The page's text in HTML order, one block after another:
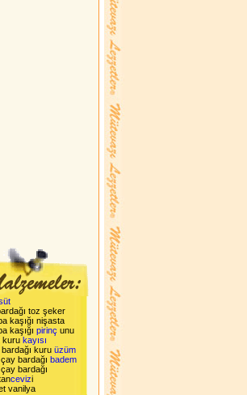
toz şeker
kaşığı nişasta
kaşığı pirinç unu
kuru kayısı
kuru üzüm
çay bardağı badem
çay bardağı
cevizi
vanilya